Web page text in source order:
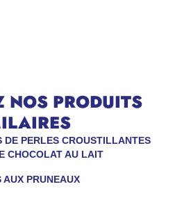
NOS PRODUITS
DE PERLES CROUSTILLANTES
CHOCOLAT AU LAIT
AUX PRUNEAUX